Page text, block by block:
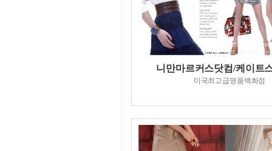
니만마르커스닷컴/케이트
미국최고급명품백화점